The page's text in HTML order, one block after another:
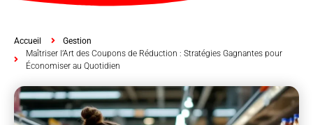
Accueil
Gestion
Maîtriser l’Art des Coupons de Réduction : Stratégies Gagnantes pour
Économiser au Quotidien